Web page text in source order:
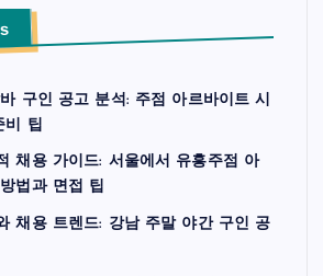
구인 공고 분석: 주점 아르바이트 시
비 팁
채용 가이드: 서울에서 유흥주점 아
법과 면접 팁
채용 트렌드: 강남 주말 야간 구인 공